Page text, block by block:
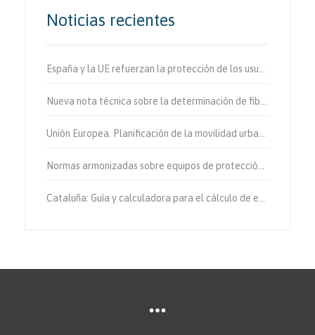
Noticias recientes
España y la UE refuerzan la protección de los usuarios vulnerables de la vía.
Nueva nota técnica sobre la determinación de fibras de amianto en aire
Unión Europea. Planificación de la movilidad urbana sostenible.
Normas armonizadas sobre equipos de protección individual.
Cataluña: Guía y calculadora para el cálculo de emisiones de gases de efecto invernadero.